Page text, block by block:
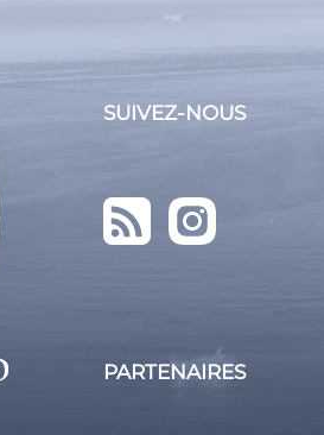
SUIVEZ-NOUS
PARTENAIRES